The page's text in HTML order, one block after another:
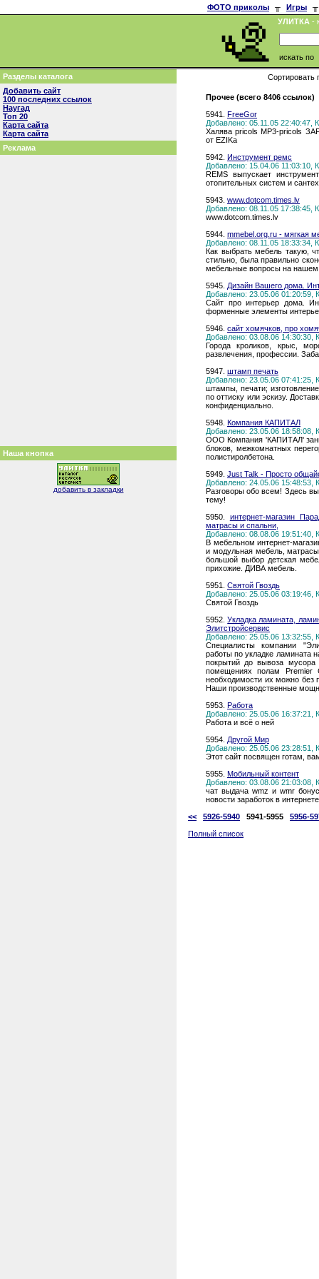
ФОТО приколы ╥ Игры
╥
УЛИТКА -
искать по
Разделы каталога
Добавить сайт
100 последних ссылок
Наугад
Топ 20
Карта сайта
Карта сайта
Реклама
Наша кнопка
добавить в закладки
Сортировать
Прочее (всего 8406 ссылок)
5941. FreeGor
Добавлено: 05.11.05 22:40:47,
Халява pricols MP3-pricols
от EZIKa
5942. Инструмент ремс
Добавлено: 15.04.06 11:03:10,
REMS выпускает
отопительных систем и
5943. www.dotcom.times.lv
Добавлено: 08.11.05 17:38:45,
www.dotcom.times.lv
5944. mmebel.org.ru - мягкая
Добавлено: 08.11.05 18:33:34,
Как выбрать мебель такую,
стильно, была правильно
мебельные вопросы на нашем
5945. Дизайн Вашего дома.
Добавлено: 23.05.06 01:20:59,
Сайт про интерьер дома.
форменные элементы
5946. сайт хомячков, про
Добавлено: 03.08.06 14:30:30,
Города кроликов, крыс,
развлечения, профессии.
5947. штамп печать
Добавлено: 23.05.06 07:41:25,
штампы, печати;
по оттиску или эскизу.
конфиденциально.
5948. Компания КАПИТАЛ
Добавлено: 23.05.06 18:58:08,
ООО Компания 'КАПИТАЛ'
блоков, межкомнатных
полистиролбетона.
5949. Just Talk - Просто
Добавлено: 24.05.06 15:48:53,
Разговоры обо всем! Здесь
тему!
5950. интернет-магазин
матрасы и спальни,
Добавлено: 08.08.06 19:51:40,
В мебельном интернет-
и модульная мебель,
большой выбор детская
прихожие. ДИВА мебель.
5951. Святой Гвоздь
Добавлено: 25.05.06 03:19:46,
Святой Гвоздь
5952.Укладка ламината,
Элитстройсервис
Добавлено: 25.05.06 13:32:55,
Специалисты компании
работы по укладке ламината
покрытий до вывоза
помещениях полам Premier
необходимости их можно без
Наши производственные
5953. Работа
Добавлено: 25.05.06 16:37:21,
Работа и всё о ней
5954. Другой Мир
Добавлено: 25.05.06 23:28:51,
Этот сайт посвящен готам,
5955. Мобильный контент
Добавлено: 03.08.06 21:03:08,
чат выдача wmz и wmr
новости заработок в
<<
5926-5940 5941-5955
5956-
Полный список